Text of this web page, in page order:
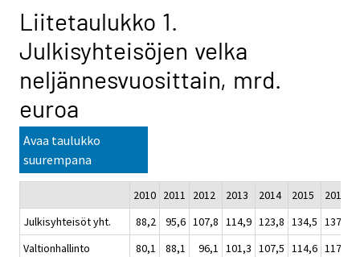
Liitetaulukko 1.
Julkisyhteisöjen velka
neljännesvuosittain, mrd.
euroa
Avaa taulukko
suurempana
2010 2011 2012 2013 2014 2015 2016
Julkisyhteisöt yht.
88,2 95,6 107,8 114,9 123,8 134,5 137,4
Valtionhallinto
80,1 88,1 96,1 101,3 107,5 114,6 117,0